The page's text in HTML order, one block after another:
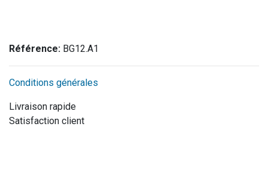
Référence: BG12.A1
Conditions générales
Livraison rapide
Satisfaction client